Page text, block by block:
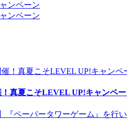
！真夏こそLEVEL UP!キャンペ